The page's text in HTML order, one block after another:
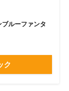
ブルーファンタ
ク